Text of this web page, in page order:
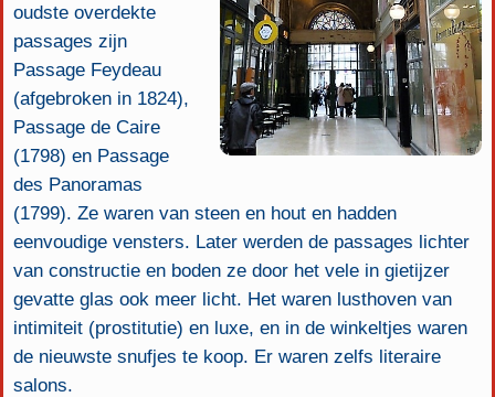
oudste overdekte
passages zijn
Passage Feydeau
(afgebroken in 1824),
Passage de Caire
(1798) en Passage
des Panoramas
(1799). Ze waren van steen en hout en hadden
eenvoudige vensters. Later werden de passages lichter
van constructie en boden ze door het vele in gietijzer
gevatte glas ook meer licht. Het waren lusthoven van
intimiteit (prostitutie) en luxe, en in de winkeltjes waren
de nieuwste snufjes te koop. Er waren zelfs literaire
salons.